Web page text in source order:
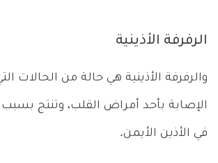
الرفرفة الأذينية
والرفرفة الأذينية هي حالة من الحالات
الإصابة بأحد أمراض القلب، وتنتج
في الأذين الأيمن.